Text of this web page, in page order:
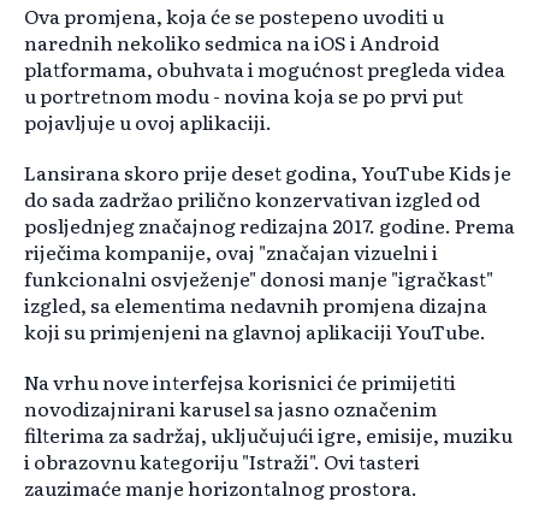
Ova promjena, koja će se postepeno uvoditi u
narednih nekoliko sedmica na iOS i Android
platformama, obuhvata i mogućnost pregleda videa
u portretnom modu - novina koja se po prvi put
pojavljuje u ovoj aplikaciji.
Lansirana skoro prije deset godina, YouTube Kids je
do sada zadržao prilično konzervativan izgled od
posljednjeg značajnog redizajna 2017. godine. Prema
riječima kompanije, ovaj "značajan vizuelni i
funkcionalni osvježenje" donosi manje "igračkast"
izgled, sa elementima nedavnih promjena dizajna
koji su primjenjeni na glavnoj aplikaciji YouTube.
Na vrhu nove interfejsa korisnici će primijetiti
novodizajnirani karusel sa jasno označenim
filterima za sadržaj, uključujući igre, emisije, muziku
i obrazovnu kategoriju "Istraži". Ovi tasteri
zauzimaće manje horizontalnog prostora.